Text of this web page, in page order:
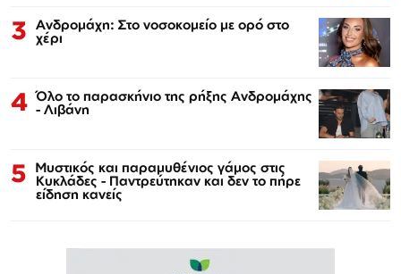
3 Ανδρομάχη: Στο νοσοκομείο με ορό στο
χέρι
4 Όλο το παρασκήνιο της ρήξης Ανδρομάχης
- Λιβάνη
5 Μυστικός και παραμυθένιος γάμος στις
Κυκλάδες - Παντρεύτηκαν και δεν το πήρε
είδηση κανείς